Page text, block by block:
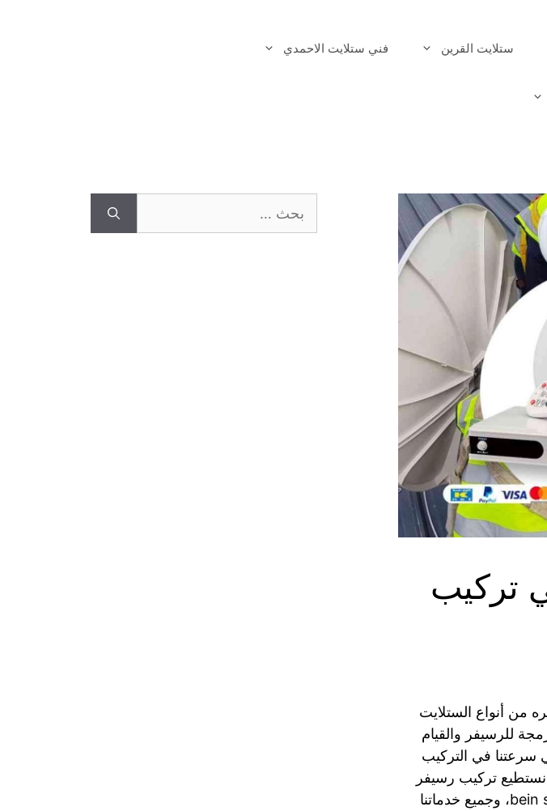
ستلايت القرين فني ستلايت الاحمدي
البر 55806005 فني تركيب
من أنواع الستلايت
للرسيفر والقيام
سرعتنا في التركيب
تركيب رسيفر
bein ورسيفر واي فاي، ونوفر لكم أيضا خدمات اشتراك بي ان سبورت bein sport، وجميع خدماتنا
عن: